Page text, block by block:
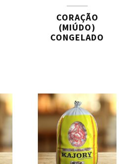
CORAÇÃO
(MIÚDO)
CONGELADO